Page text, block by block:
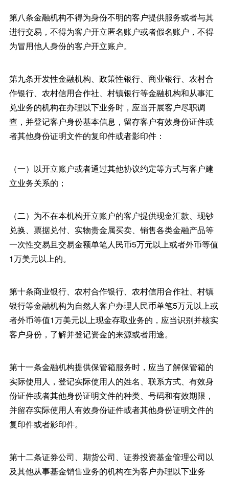
第八条金融机构不得为身份不明的客户提供服务或者与其
进行交易，不得为客户开立匿名账户或者假名账户，不得
为冒用他人身份的客户开立账户。
第九条开发性金融机构、政策性银行、商业银行、农村合
作银行、农村信用合作社、村镇银行等金融机构和从事汇
兑业务的机构在办理以下业务时，应当开展客户尽职调
查，并登记客户身份基本信息，留存客户有效身份证件或
者其他身份证明文件的复印件或者影印件：
（一）以开立账户或者通过其他协议约定等方式与客户建
立业务关系的；
（二）为不在本机构开立账户的客户提供现金汇款、现钞
兑换、票据兑付、实物贵金属买卖、销售各类金融产品等
一次性交易且交易金额单笔人民币5万元以上或者外币等值
1万美元以上的。
第十条商业银行、农村合作银行、农村信用合作社、村镇
银行等金融机构为自然人客户办理人民币单笔5万元以上或
者外币等值1万美元以上现金存取业务的，应当识别并核实
客户身份，了解并登记资金的来源或者用途。
第十一条金融机构提供保管箱服务时，应当了解保管箱的
实际使用人，登记实际使用人的姓名、联系方式、有效身
份证件或者其他身份证明文件的种类、号码和有效期限，
并留存实际使用人有效身份证件或者其他身份证明文件的
复印件或者影印件。
第十二条证券公司、期货公司、证券投资基金管理公司以
及其他从事基金销售业务的机构在为客户办理以下业务